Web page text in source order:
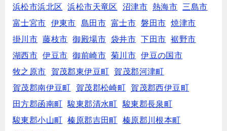
浜松市浜北区
浜松市天竜区 沼津市 熱海市
三島市
富士宮市
伊東市 島田市 富士市 磐田市
焼津市
掛川市
藤枝市 御殿場市 袋井市 下田市
裾野市
湖西市
伊豆市 御前崎市 菊川市
伊豆の国市
牧之原市
賀茂郡東伊豆町
賀茂郡河津町
賀茂郡南伊豆町
賀茂郡松崎町
賀茂郡西伊豆町
田方郡函南町
駿東郡清水町
駿東郡長泉町
駿東郡小山町
榛原郡吉田町
榛原郡川根本町